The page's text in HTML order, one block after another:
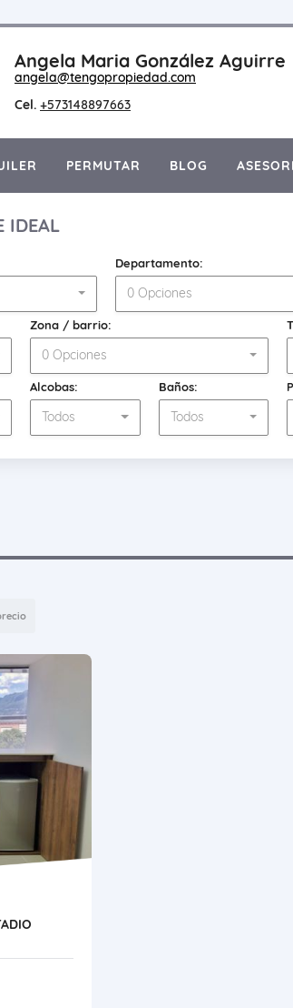
Angela Maria González Aguirre
angela@tengopropiedad.com
Cel. +573148897663
PERMUTAR BLOG
IDEAL
Departamento:
0 Opciones
Zona / barrio:
0 Opciones
Alcobas:
Todos
Baños:
Todos